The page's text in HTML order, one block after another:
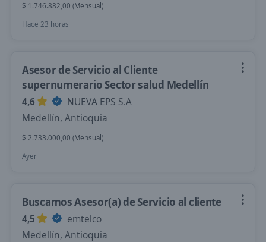
$ 1.746.882,00 (Mensual)
Hace 23 horas
Asesor de Servicio al Cliente
supernumerario Sector salud Medellín
4,6
NUEVA EPS S.A
Medellín, Antioquia
$ 2.733.000,00 (Mensual)
Ayer
Buscamos Asesor(a) de Servicio al cliente
4,5
emtelco
Medellín, Antioquia